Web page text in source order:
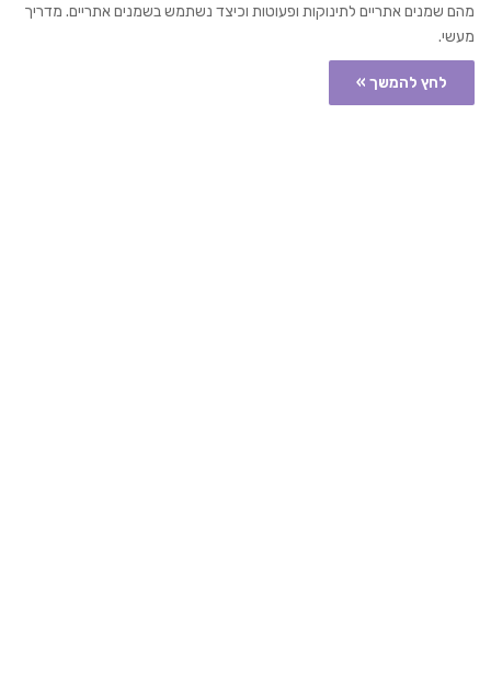
מהם שמנים אתריים לתינוקות ופעוטות וכיצד נשתמש בשמנים אתריים. מדריך
מעשי.
לחץ להמשך »